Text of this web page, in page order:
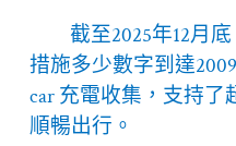
截至2025年12月
措施多少數字到達
car 充電收集，支持了
順暢出行。